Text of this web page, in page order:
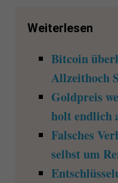
Weiterlesen
Bitcoin
Allzeithoch
Goldpreis
holt endlich
Falsches
selbst um